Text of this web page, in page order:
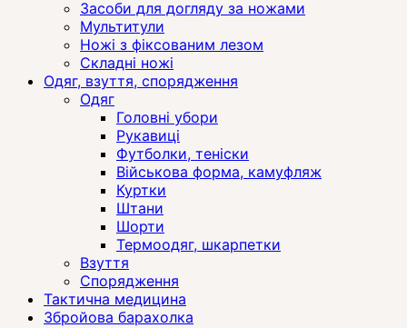
Засоби для догляду за ножами
Мультитули
Ножі з фіксованим лезом
Складні ножі
Одяг, взуття, спорядження
Одяг
Головні убори
Рукавиці
Футболки, теніски
Військова форма, камуфляж
Куртки
Штани
Шорти
Термоодяг, шкарпетки
Взуття
Спорядження
Тактична медицина
Збройова барахолка